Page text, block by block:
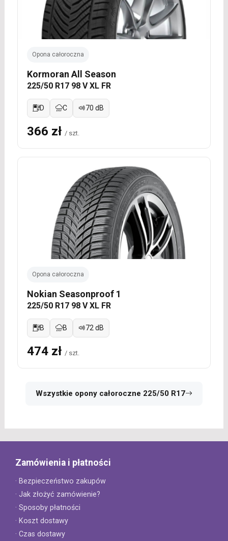
Opona całoroczna
Kormoran All Season
225/50 R17 98 V XL FR
D C 70 dB
366 zł / szt.
Opona całoroczna
Nokian Seasonproof 1
225/50 R17 98 V XL FR
B B 72 dB
474 zł / szt.
Wszystkie opony całoroczne 225/50 R17
Zamówienia i płatności
· Bezpieczeństwo zakupów
· Jak złożyć zamówienie?
· Sposoby płatności
· Koszt dostawy
· Czas dostawy